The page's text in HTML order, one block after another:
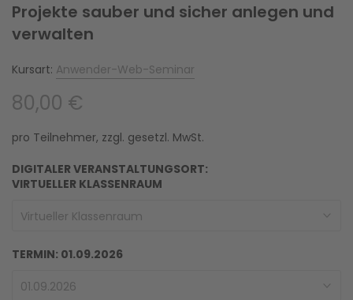
Projekte sauber und sicher anlegen und
verwalten
Kursart: Anwender-Web-Seminar
80,00 €
pro Teilnehmer, zzgl. gesetzl. MwSt.
DIGITALER VERANSTALTUNGSORT:
VIRTUELLER KLASSENRAUM
Virtueller Klassenraum
TERMIN: 01.09.2026
01.09.2026